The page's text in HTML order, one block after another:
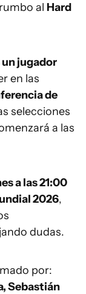
al Hard
un jugador
en las
de
selecciones
a las
a las 21:00
2026,
dudas.
por:
Sebastián